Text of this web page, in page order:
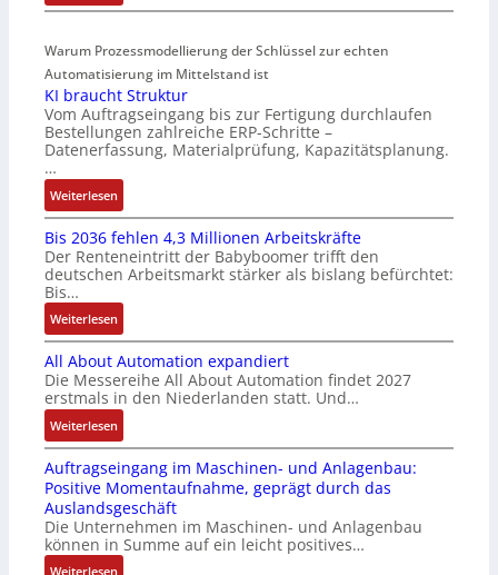
r
t
i
o
n
i
F
a
n
u
c
C
-
S
y
t
e
m
e
t
f
i
z
i
e
u
n
b
e
ä
t
i
g
R
e
i
e
g
t
r
t
f
ü
r
m
u
l
t
i
v
r
i
b
l
e
S
e
u
e
r
u
D
a
h
t
l
o
s
e
I
n
t
e
g
r
a
t
i
o
n
v
o
n
A
G
V
u
Warum Prozessmodellierung der Schlüssel zur echten
Automatisierung im Mittelstand ist
KI braucht Struktur
Vom Auftragseingang bis zur Fertigung durchlaufen
Bestellungen zahlreiche ERP-Schritte –
Datenerfassung, Materialprüfung, Kapazitätsplanung.
…
Weiterlesen:
K
I
b
r
a
u
c
h
t
S
t
r
u
k
t
u
r
Bis 2036 fehlen 4,3 Millionen Arbeitskräfte
Der Renteneintritt der Babyboomer trifft den
deutschen Arbeitsmarkt stärker als bislang befürchtet:
Bis…
Weiterlesen:
B
i
s
2
0
3
6
f
e
h
l
e
All About Automation expandiert
Die Messereihe All About Automation findet 2027
erstmals in den Niederlanden statt. Und…
Weiterlesen:
A
l
l
A
b
o
Auftragseingang im Maschinen- und Anlagenbau:
Positive Momentaufnahme, geprägt durch das
Auslandsgeschäft
Die Unternehmen im Maschinen- und Anlagenbau
können in Summe auf ein leicht positives…
Weiterlesen: